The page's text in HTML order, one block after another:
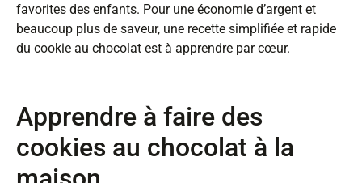
favorites des enfants. Pour une économie d’argent et
beaucoup plus de saveur, une recette simplifiée et rapide
du cookie au chocolat est à apprendre par cœur.
Apprendre à faire des
cookies au chocolat à la